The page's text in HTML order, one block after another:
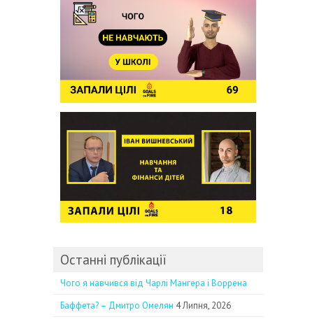
Останні публікації
Чого я навчився від Чарлі Мангера і Воррена
Баффета? – Дмитро Омелян 4 Липня, 2026